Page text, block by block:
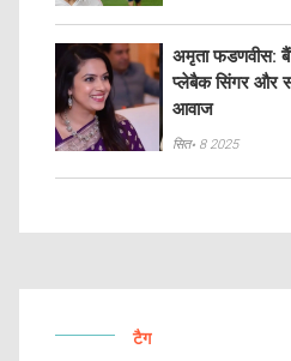
अमृता फडणवीस:
प्लेबैक सिंगर और
आवाज
सित॰ 8 2025
टैग